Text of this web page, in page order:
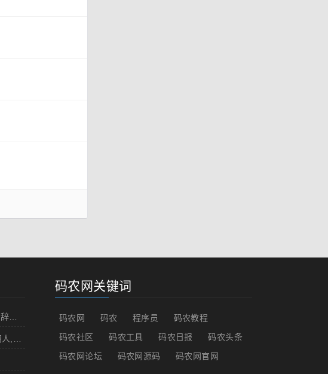
2026年8月07日 程序员老黄历，宜:重构,提交辞职申请,申请加薪
码农网关键词
码农网 码农 程序员
码农教程
码农社区
码农工具 码农日报
码农头条
码农网论坛
码农网源码 码农网官网